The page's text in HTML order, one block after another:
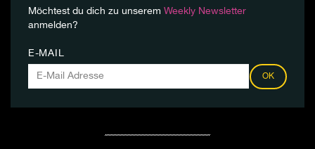
Möchtest du dich zu unserem Weekly Newsletter
anmelden?
E-MAIL
OK